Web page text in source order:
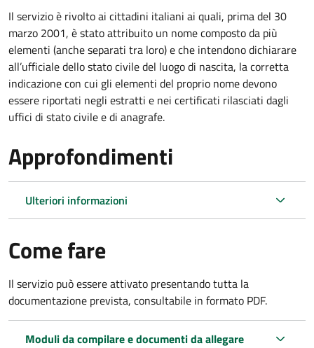
Il servizio è rivolto ai cittadini italiani ai quali, prima del 30
marzo 2001, è stato attribuito un nome composto da più
elementi (anche separati tra loro) e che intendono dichiarare
all’ufficiale dello stato civile del luogo di nascita, la corretta
indicazione con cui gli elementi del proprio nome devono
essere riportati negli estratti e nei certificati rilasciati dagli
uffici di stato civile e di anagrafe.
Approfondimenti
Ulteriori informazioni
Come fare
Il servizio può essere attivato presentando tutta la
documentazione prevista, consultabile in formato PDF.
Moduli da compilare e documenti da allegare